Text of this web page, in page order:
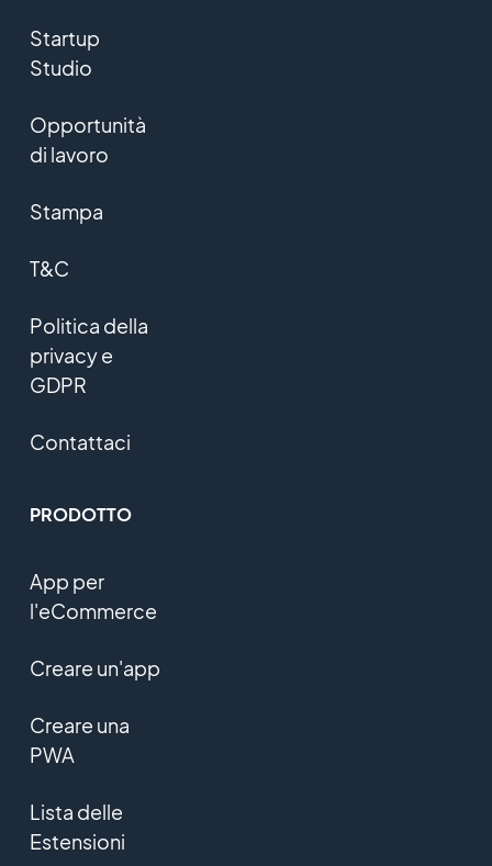
Startup
Studio
Opportunità
di lavoro
Stampa
T&C
Politica della
privacy e
GDPR
Contattaci
PRODOTTO
App per
l'eCommerce
Creare un'app
Creare una
PWA
Lista delle
Estensioni